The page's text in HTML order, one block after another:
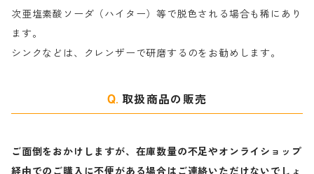
次亜塩素酸ソーダ（ハイター）等で脱色される場合も稀にあり
ます。
シンクなどは、クレンザーで研磨するのをお勧めします。
取扱商品の販売
ご面倒をおかけしますが、在庫数量の不足やオンライショップ
経由でのご購入に不便がある場合はご連絡いただけないでしょ